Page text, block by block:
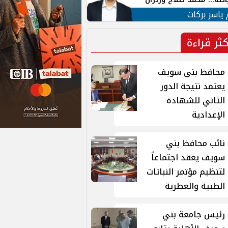
في الشارع التركي
ياسر بركات
قراءة
محافظ بنى سويف
يعتمد نتيجة الدور
الثاني للشهادة
الإعدادية
نائب محافظ بني
سويف يعقد اجتماعاً
لتنظيم مؤتمر النباتات
الطبية والعطرية
رئيس جامعة بني